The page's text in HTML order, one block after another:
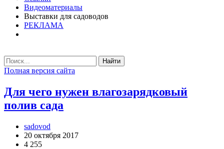
Видеоматериалы
Выставки для садоводов
РЕКЛАМА
Найти
Полная версия сайта
Для чего нужен влагозарядковый
полив сада
sadovod
20 октября 2017
4 255